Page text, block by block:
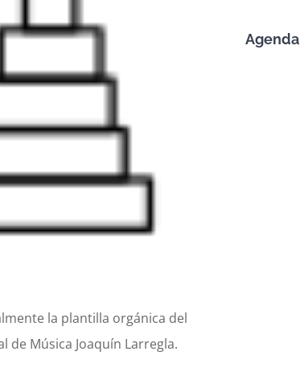
la plantilla orgánica del
de Música Joaquín Larregla.
Agenda